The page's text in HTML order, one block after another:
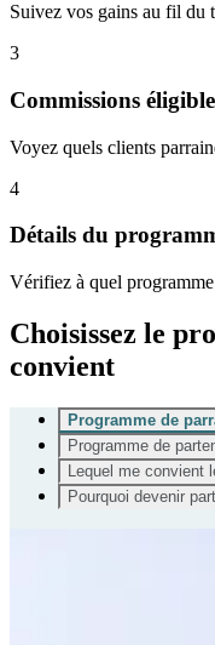
Suivez vos gains au fil du
3
Commissions
Voyez quels clients
4
Détails du
Vérifiez à quel
Choisissez le
convient
Programme de
Programme de
Lequel me convient
Pourquoi devenir